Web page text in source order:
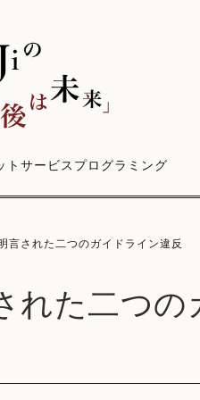
トサービス プログラミング
された二つのガイドライン違反
れた二つ